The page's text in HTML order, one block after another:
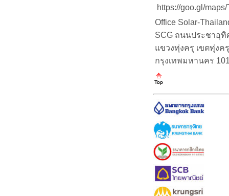
https://goo.gl/
Office Solar-
SCG ถนนประชาอุทิ
แขวงทุ่งครุ เขตทุ่งครุ
กรุงเทพมหานคร